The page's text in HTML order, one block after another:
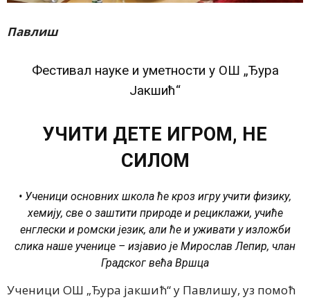
Павлиш
Фестивал науке и уметности у ОШ „Ђура
Јакшић“
УЧИТИ ДЕТЕ ИГРОМ, НЕ
СИЛОМ
• Ученици основних школа ће кроз игру учити физику,
хемију, све о заштити природе и рециклажи, учиће
енглески и ромски језик, али ће и уживати у изложби
слика наше ученице – изјавио је Мирослав Лепир, члан
Градског већа Вршца
Ученици ОШ „Ђура јакшић“ у Павлишу, уз помоћ